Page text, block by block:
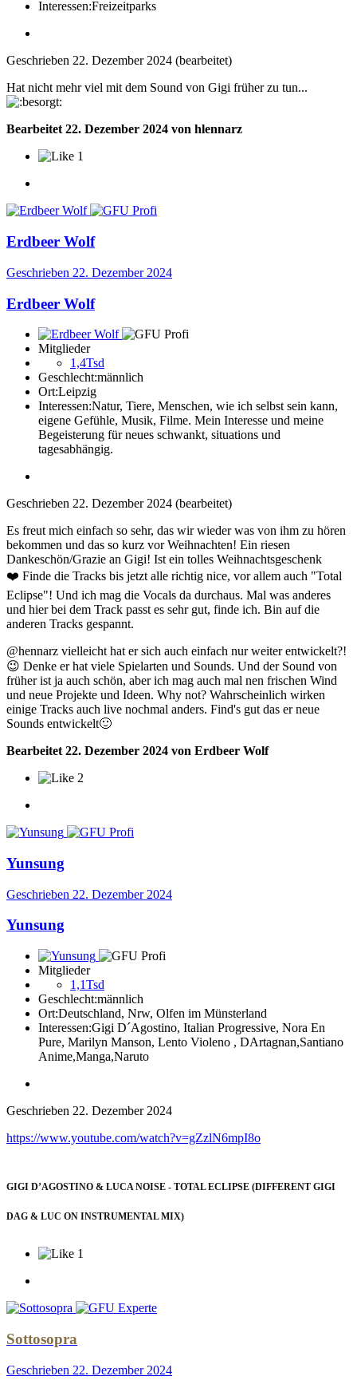
Interessen:Freizeitparks
Geschrieben 22. Dezember 2024 (bearbeitet)
Hat nicht mehr viel mit dem Sound von Gigi früher zu tun...
Bearbeitet22. Dezember 2024 von hlennarz
1
Erdbeer Wolf
Geschrieben 22. Dezember 2024
Erdbeer Wolf
Mitglieder
1,4Tsd
Geschlecht:männlich
Ort:Leipzig
Interessen:Natur, Tiere, Menschen, wie ich selbst sein kann,
eigene Gefühle, Musik, Filme. Mein Interesse und meine
Begeisterung für neues schwankt, situations und
tagesabhängig.
Geschrieben 22. Dezember 2024 (bearbeitet)
Es freut mich einfach so sehr, das wir wieder was von ihm zu hören
bekommen und das so kurz vor Weihnachten! Ein riesen
Dankeschön/Grazie an Gigi! Ist ein tolles Weihnachtsgeschenk
❤️ Finde die Tracks bis jetzt alle richtig nice, vor allem auch "Total
Eclipse"! Und ich mag die Vocals da durchaus. Mal was anderes
und hier bei dem Track passt es sehr gut, finde ich. Bin auf die
anderen Tracks gespannt.
@hennarz vielleicht hat er sich auch einfach nur weiter entwickelt?!
😉 Denke er hat viele Spielarten und Sounds. Und der Sound von
früher ist ja auch schön, aber ich mag auch mal nen frischen Wind
und neue Projekte und Ideen. Why not? Wahrscheinlich wirken
einige Tracks auch live nochmal anders. Find's gut das er neue
Sounds entwickelt🙂
Bearbeitet 22. Dezember 2024 von Erdbeer Wolf
2
Yunsung
Geschrieben 22. Dezember 2024
Yunsung
Mitglieder
1,1Tsd
Geschlecht:männlich
Ort:Deutschland, Nrw, Olfen im Münsterland
Interessen:Gigi D´Agostino, Italian Progressive, Nora En
Pure, Marilyn Manson, Lento Violeno , DArtagnan,Santiano
Anime,Manga,Naruto
Geschrieben 22. Dezember 2024
https://www.youtube.com/watch?v=gZzlN6mpI8o
GIGI D’AGOSTINO & LUCA NOISE - TOTAL ECLIPSE (DIFFERENT GIGI
DAG & LUC ON INSTRUMENTAL MIX)
1
Sottosopra
Geschrieben 22. Dezember 2024